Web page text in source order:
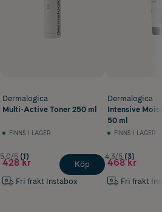
Dermalogica
Multi-Active Toner 250 ml
FINNS I LAGER
5.0/5 (1)
428 kr
Fri frakt Instabox
Köp
Dermalogica
Intensive
50 ml
FINNS I LAGER
4.3/5 (3)
468 kr
Fri frakt